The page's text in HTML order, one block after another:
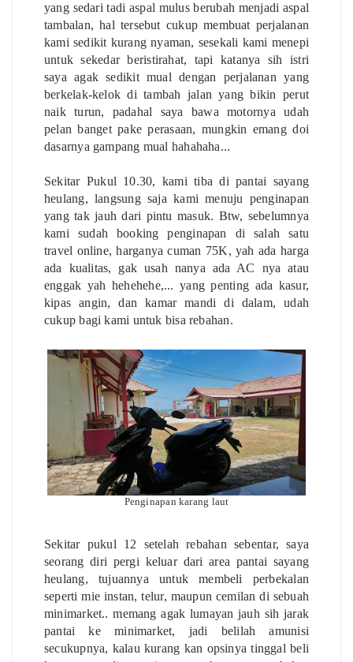
yang sedari tadi aspal mulus berubah menjadi aspal
tambalan, hal tersebut cukup membuat perjalanan
kami sedikit kurang nyaman, sesekali kami menepi
untuk sekedar beristirahat, tapi katanya sih istri
saya agak sedikit mual dengan perjalanan yang
berkelak-kelok di tambah jalan yang bikin perut
naik turun, padahal saya bawa motornya udah
pelan banget pake perasaan, mungkin emang doi
dasarnya gampang mual hahahaha...
Sekitar Pukul 10.30, kami tiba di pantai sayang
heulang, langsung saja kami menuju penginapan
yang tak jauh dari pintu masuk. Btw, sebelumnya
kami sudah booking penginapan di salah satu
travel online, harganya cuman 75K, yah ada harga
ada kualitas, gak usah nanya ada AC nya atau
enggak yah hehehehe,... yang penting ada kasur,
kipas angin, dan kamar mandi di dalam, udah
cukup bagi kami untuk bisa rebahan.
Penginapan karang laut
Sekitar pukul 12 setelah rebahan sebentar, saya
seorang diri pergi keluar dari area pantai sayang
heulang, tujuannya untuk membeli perbekalan
seperti mie instan, telur, maupun cemilan di sebuah
minimarket.. memang agak lumayan jauh sih jarak
pantai ke minimarket, jadi belilah amunisi
secukupnya, kalau kurang kan opsinya tinggal beli